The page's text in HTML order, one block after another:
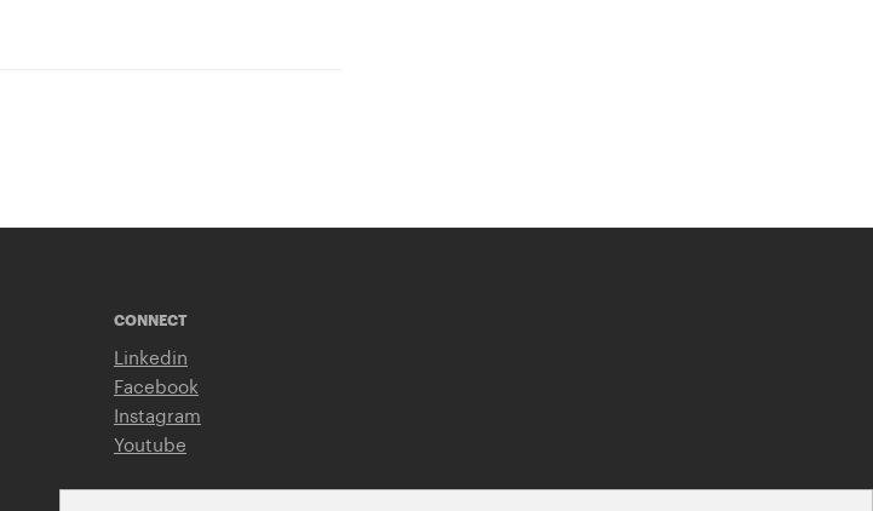
CONNECT
Linkedin
Facebook
Instagram
Youtube